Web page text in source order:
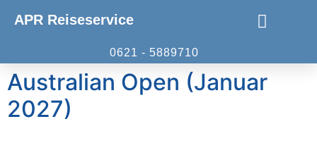
APR Reiseservice
0621 - 5889710
Australian Open (Januar
2027)